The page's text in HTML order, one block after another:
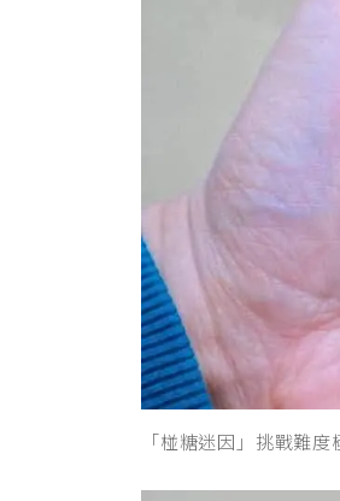
「椪糖迷因」挑戰難